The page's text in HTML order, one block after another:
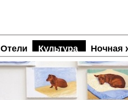
Отели Культура Ночная